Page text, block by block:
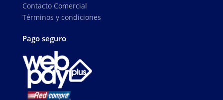
Contacto Comercial
Términos y condiciones
Pago seguro